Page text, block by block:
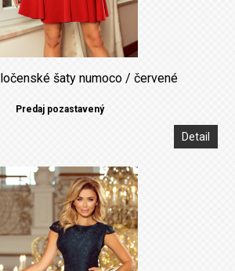
šaty numoco / červené
Predaj pozastavený
Detail